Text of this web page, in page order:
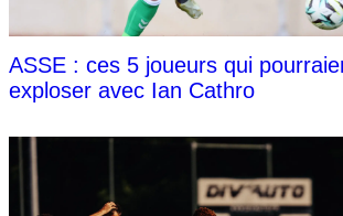
ASSE : ces 5 joueurs qui
exploser avec Ian Cathro